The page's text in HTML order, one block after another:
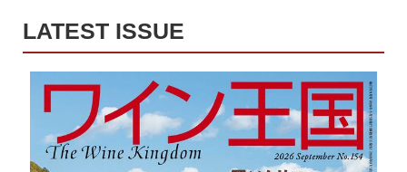
LATEST ISSUE